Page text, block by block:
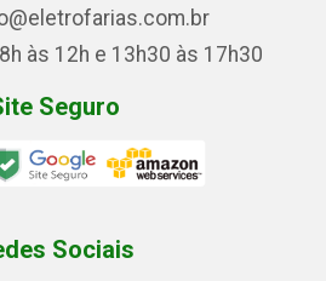
às 12h e 13h30 às 17h30
Seguro
Sociais